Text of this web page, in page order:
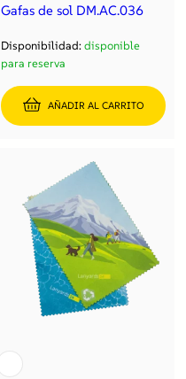
Gafas de sol DM.AC.036
Disponibilidad:disponible
para reserva
AÑADIR AL CARRITO